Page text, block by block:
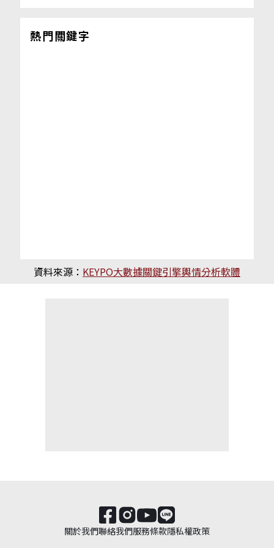
熱門關鍵字
資料來源： KEYPO大數據關鍵引擎輿情分析軟體
關於我們聯絡我們服務條款隱私權政策